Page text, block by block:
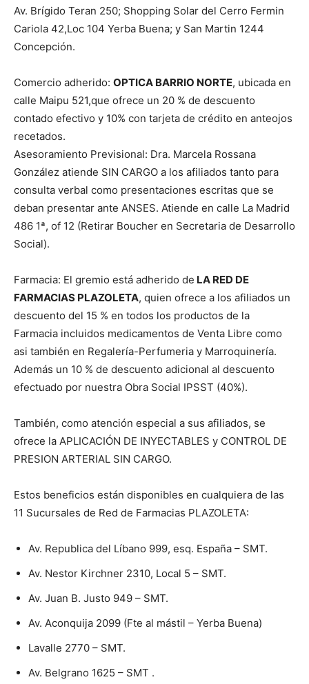
Av. Brígido Teran 250; Shopping Solar del Cerro Fermin
Cariola 42,Loc 104 Yerba Buena; y San Martin 1244
Concepción.
Comercio adherido: OPTICA BARRIO NORTE, ubicada en
calle Maipu 521,que ofrece un 20 % de descuento
contado efectivo y 10% con tarjeta de crédito en anteojos
recetados.
Asesoramiento Previsional: Dra. Marcela Rossana
González atiende SIN CARGO a los afiliados tanto para
consulta verbal como presentaciones escritas que se
deban presentar ante ANSES. Atiende en calle La Madrid
486 1ª, of 12 (Retirar Boucher en Secretaria de Desarrollo
Social).
Farmacia: El gremio está adherido de LA RED DE
FARMACIAS PLAZOLETA, quien ofrece a los afiliados un
descuento del 15 % en todos los productos de la
Farmacia incluidos medicamentos de Venta Libre como
asi también en Regalería-Perfumeria y Marroquinería.
Además un 10 % de descuento adicional al descuento
efectuado por nuestra Obra Social IPSST (40%).
También, como atención especial a sus afiliados, se
ofrece la APLICACIÓN DE INYECTABLES y CONTROL DE
PRESION ARTERIAL SIN CARGO.
Estos beneficios están disponibles en cualquiera de las
11 Sucursales de Red de Farmacias PLAZOLETA:
Av. Republica del Líbano 999, esq. España – SMT.
Av. Nestor Kirchner 2310, Local 5 – SMT.
Av. Juan B. Justo 949 – SMT.
Av. Aconquija 2099 (Fte al mástil – Yerba Buena)
Lavalle 2770 – SMT.
Av. Belgrano 1625 – SMT .